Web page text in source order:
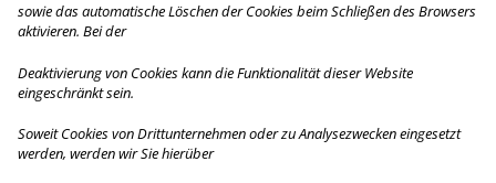
sowie das automatische Löschen der Cookies beim Schließen des Browsers
aktivieren. Bei der
Deaktivierung von Cookies kann die Funktionalität dieser Website
eingeschränkt sein.
Soweit Cookies von Drittunternehmen oder zu Analysezwecken eingesetzt
werden, werden wir Sie hierüber